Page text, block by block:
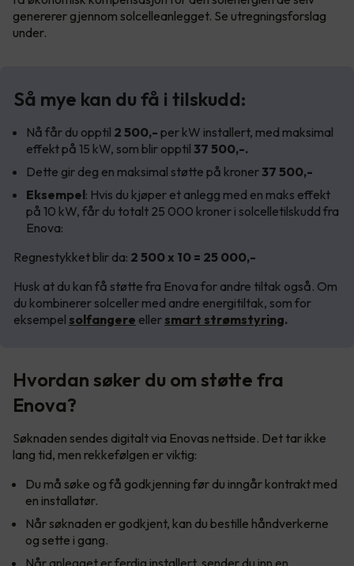
genererer gjennom solcelleanlegget. Se utregningsforslag
under.
Så mye kan du få i tilskudd:
Nå får du opptil 2 500,- per kW installert, med maksimal
effekt på 15 kW, som blir opptil 37 500,-.
Dette gir deg en maksimal støtte på kroner37 500,-
Eksempel: Hvis du kjøper et anlegg med en maks effekt
på 10 kW, får du totalt 25 000 kroner i solcelletilskudd fra
Enova:
Regnestykket blir da: 2 500 x 10 = 25 000,-
Husk at du kan få støtte fra Enova for andre tiltak også. Om
du kombinerer solceller med andre energitiltak, som for
eksempel solfangere eller smart strømstyring.
Hvordan søker du om støtte fra
Enova?
Søknaden sendes digitalt via Enovas nettside. Det tar ikke
lang tid, men rekkefølgen er viktig:
Du må søke og få godkjenning før du inngår kontrakt med
en installatør.
Når søknaden er godkjent, kan du bestille håndverkerne
og sette i gang.
Når anlegget er ferdig installert, sender du inn en